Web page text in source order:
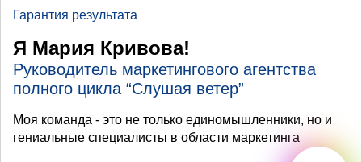
Гарантия результата
Я Мария Кривова!
Руководитель маркетингового агентства
полного цикла “Слушая ветер”
Моя команда - это не только единомышленники, но и
гениальные специалисты в области маркетинга